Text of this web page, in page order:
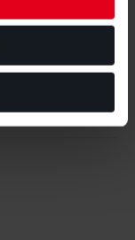
ABONNIEREN